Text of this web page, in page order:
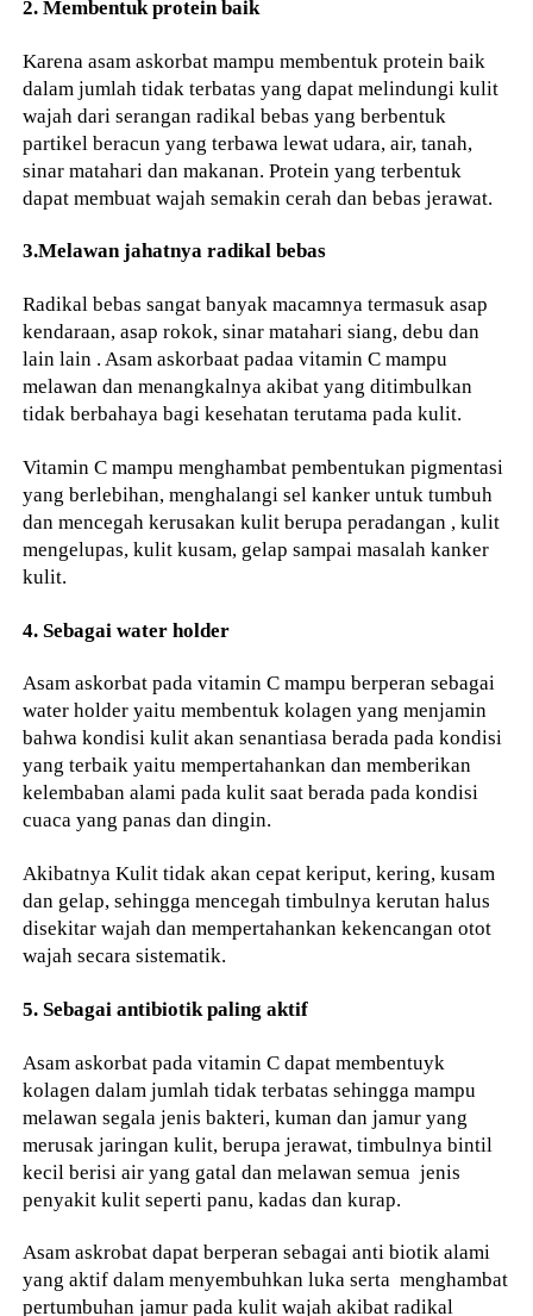
2. Membentuk protein baik
Karena asam askorbat mampu membentuk protein baik
dalam jumlah tidak terbatas yang dapat melindungi kulit
wajah dari serangan radikal bebas yang berbentuk
partikel beracun yang terbawa lewat udara, air, tanah,
sinar matahari dan makanan. Protein yang terbentuk
dapat membuat wajah semakin cerah dan bebas jerawat.
3.Melawan jahatnya radikal bebas
Radikal bebas sangat banyak macamnya termasuk asap
kendaraan, asap rokok, sinar matahari siang, debu dan
lain lain . Asam askorbaat padaa vitamin C mampu
melawan dan menangkalnya akibat yang ditimbulkan
tidak berbahaya bagi kesehatan terutama pada kulit.
Vitamin C mampu menghambat pembentukan pigmentasi
yang berlebihan, menghalangi sel kanker untuk tumbuh
dan mencegah kerusakan kulit berupa peradangan , kulit
mengelupas, kulit kusam, gelap sampai masalah kanker
kulit.
4. Sebagai water holder
Asam askorbat pada vitamin C mampu berperan sebagai
water holder yaitu membentuk kolagen yang menjamin
bahwa kondisi kulit akan senantiasa berada pada kondisi
yang terbaik yaitu mempertahankan dan memberikan
kelembaban alami pada kulit saat berada pada kondisi
cuaca yang panas dan dingin.
Akibatnya Kulit tidak akan cepat keriput, kering, kusam
dan gelap, sehingga mencegah timbulnya kerutan halus
disekitar wajah dan mempertahankan kekencangan otot
wajah secara sistematik.
5. Sebagai antibiotik paling aktif
Asam askorbat pada vitamin C dapat membentuyk
kolagen dalam jumlah tidak terbatas sehingga mampu
melawan segala jenis bakteri, kuman dan jamur yang
merusak jaringan kulit, berupa jerawat, timbulnya bintil
kecil berisi air yang gatal dan melawan semua jenis
penyakit kulit seperti panu, kadas dan kurap.
Asam askrobat dapat berperan sebagai anti biotik alami
yang aktif dalam menyembuhkan luka serta menghambat
pertumbuhan jamur pada kulit wajah akibat radikal